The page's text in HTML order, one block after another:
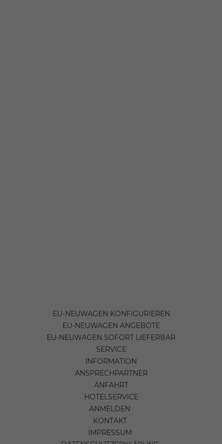
EU-NEUWAGEN KONFIGURIEREN
EU-NEUWAGEN ANGEBOTE
EU-NEUWAGEN SOFORT LIEFERBAR
SERVICE
INFORMATION
ANSPRECHPARTNER
ANFAHRT
HOTELSERVICE
ANMELDEN
KONTAKT
IMPRESSUM